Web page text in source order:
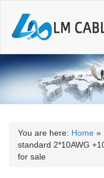
You are here: Home »
standard 2*10AWG
for sale